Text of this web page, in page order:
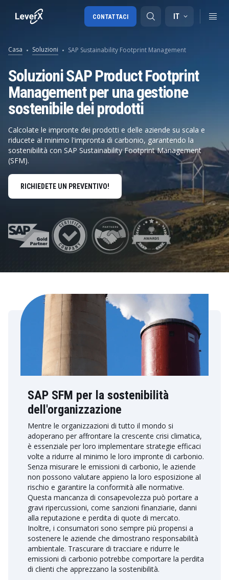
Migrazione a SAP S/4HANA
RISE with SAP
SAP Ariba
Digital Supply Chain
IT
CONTATTACI
Casa Soluzioni SAP Sustainability Footprint Management
Soluzioni SAP Product Footprint
Management per una gestione
sostenibile dei prodotti
Calcolate le impronte dei prodotti e delle aziende su scala e
riducete al minimo l'impronta di carbonio, garantendo la
sostenibilità con SAP Sustainability Footprint Management
(SFM).
RICHIEDETE UN PREVENTIVO!
SAP SFM per la sostenibilità
dell'organizzazione
Mentre le organizzazioni di tutto il mondo si
adoperano per affrontare la crescente crisi climatica,
è essenziale per loro implementare strategie efficaci
volte a ridurre al minimo le loro impronte di carbonio.
Senza misurare le emissioni di carbonio, le aziende
non possono valutare appieno la loro esposizione al
rischio e garantire la conformità alle normative.
Questa mancanza di consapevolezza può portare a
gravi ripercussioni, come sanzioni finanziarie, danni
alla reputazione e perdita di quote di mercato.
Inoltre, i consumatori sono sempre più propensi a
sostenere le aziende che dimostrano responsabilità
ambientale. Trascurare di tracciare e ridurre le
emissioni di carbonio potrebbe comportare la perdita
di clienti che apprezzano la sostenibilità.